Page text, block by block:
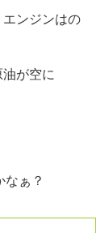
ンジンはの
が空に
ぁ？